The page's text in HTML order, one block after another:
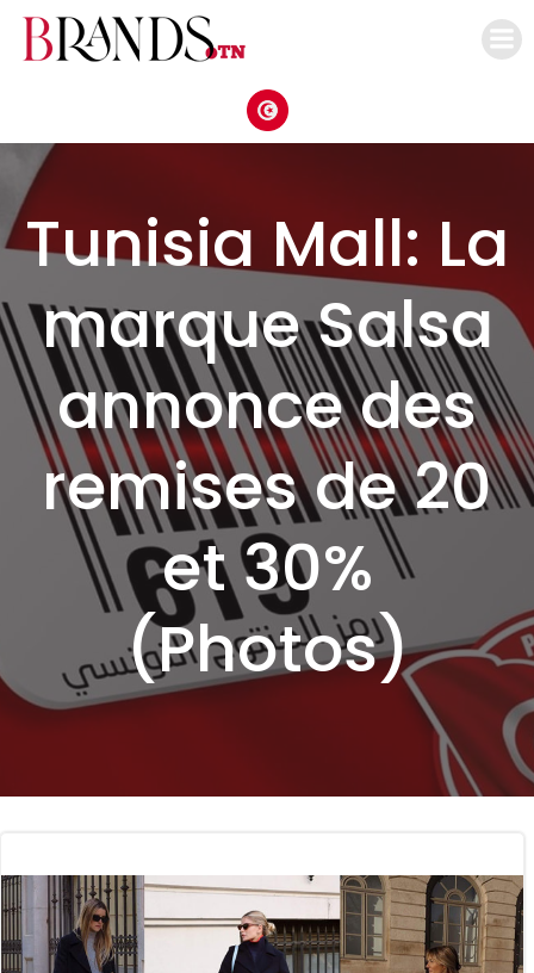
Tunisia Mall: La
marque Salsa
annonce des
remises de 20
et 30%
(Photos)